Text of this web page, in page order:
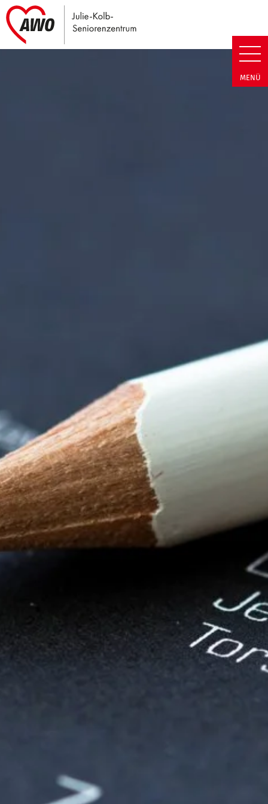
Julie-Kolb-Seniorenzentrum |
MENÜ